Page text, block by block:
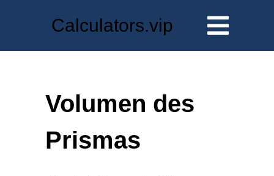
Calculators.vip
Volumen des
Prismas